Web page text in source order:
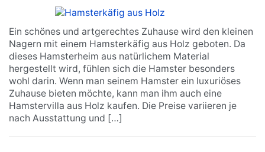
Ein schönes und artgerechtes Zuhause wird den kleinen
Nagern mit einem Hamsterkäfig aus Holz geboten. Da
dieses Hamsterheim aus natürlichem Material
hergestellt wird, fühlen sich die Hamster besonders
wohl darin. Wenn man seinem Hamster ein luxuriöses
Zuhause bieten möchte, kann man ihm auch eine
Hamstervilla aus Holz kaufen. Die Preise variieren je
nach Ausstattung und […]